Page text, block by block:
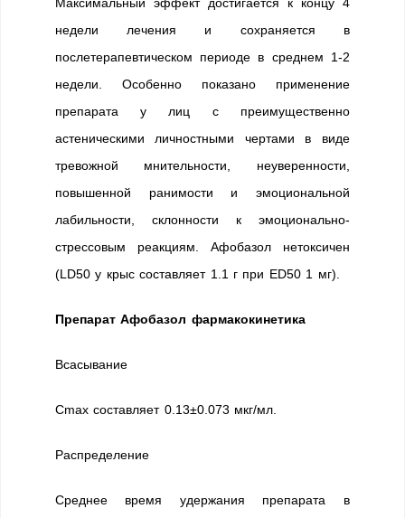
недели лечения и сохраняется в
послетерапевтическом периоде в среднем 1-2
недели. Особенно показано применение
препарата у лиц с преимущественно
астеническими личностными чертами в виде
тревожной мнительности, неуверенности,
повышенной ранимости и эмоциональной
лабильности, склонности к эмоционально-
стрессовым реакциям. Афобазол нетоксичен
(LD50 у крыс составляет 1.1 г при ED50 1 мг).
Препарат Афобазол фармакокинетика
Всасывание
Cmax составляет 0.13±0.073 мкг/мл.
Распределение
Среднее время удержания препарата в